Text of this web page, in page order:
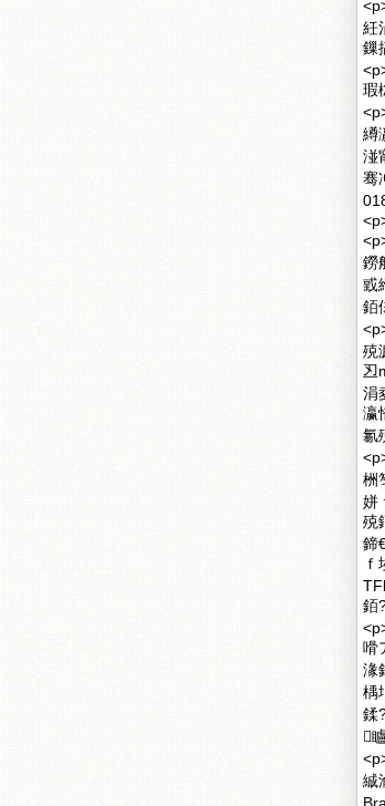
紝
鏁
瑕
繜
湴
骞
鐒
戜
銆
殑
丒
涓
瀛
氱
栦
姘
殑
鍗
銆
嗗
湪
楀
鍒

絾